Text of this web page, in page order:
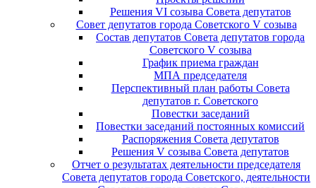
Решения VI созыва Совета депутатов
Совет депутатов города Советского V созыва
Состав депутатов Совета депутатов города
Советского V созыва
График приема граждан
МПА председателя
Перспективный план работы Совета
депутатов г. Советского
Повестки заседаний
Повестки заседаний постоянных комиссий
Распоряжения Совета депутатов
Решения V созыва Совета депутатов
Отчет о результатах деятельности председателя
Совета депутатов города Советского, деятельности